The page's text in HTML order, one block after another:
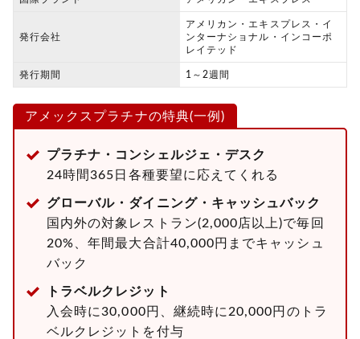
発行会社
アメリカン・エキスプレス・イ
ンターナショナル・インコーポ
レイテッド
発行期間 1～2週間
アメックスプラチナの特典(一例)
プラチナ・コンシェルジェ・デスク
24時間365日各種要望に応えてくれる
グローバル・ダイニング・キャッシュバック
国内外の対象レストラン(2,000店以上)で毎回
20%、年間最大合計40,000円までキャッシュ
バック
トラベルクレジット
入会時に30,000円、継続時に20,000円のトラ
ベルクレジットを付与